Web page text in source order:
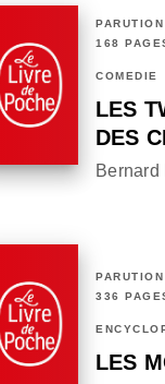
168
COMÉDIE
LES
DES
Bernard
336
LES